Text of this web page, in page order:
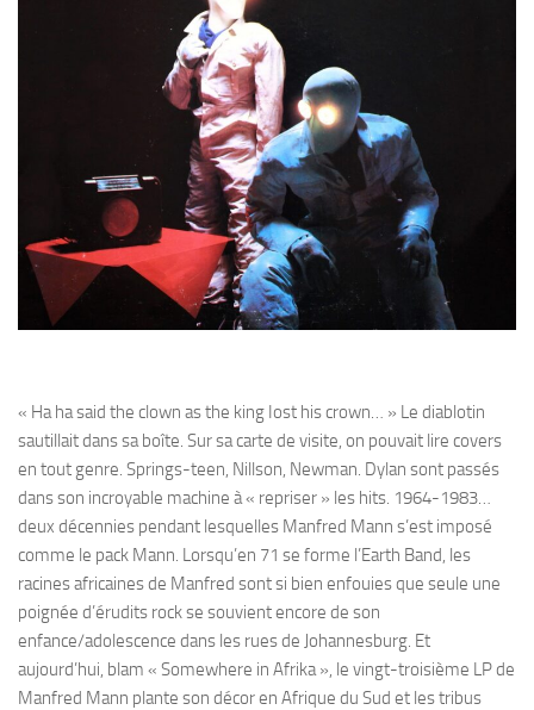
« Ha ha said the clown as the king Iost his crown… » Le diablotin
sautillait dans sa boîte. Sur sa carte de visite, on pouvait lire covers
en tout genre. Springs-teen, Nillson, Newman. Dylan sont passés
dans son incroyable machine à « repriser » les hits. 1964-1983…
deux décennies pendant lesquelles Manfred Mann s’est imposé
comme le pack Mann. Lorsqu’en 71 se forme l’Earth Band, les
racines africaines de Manfred sont si bien enfouies que seule une
poignée d’érudits rock se souvient encore de son
enfance/adolescence dans les rues de Johannesburg. Et
aujourd’hui, blam « Somewhere in Afrika », le vingt-troisième LP de
Manfred Mann plante son décor en Afrique du Sud et les tribus